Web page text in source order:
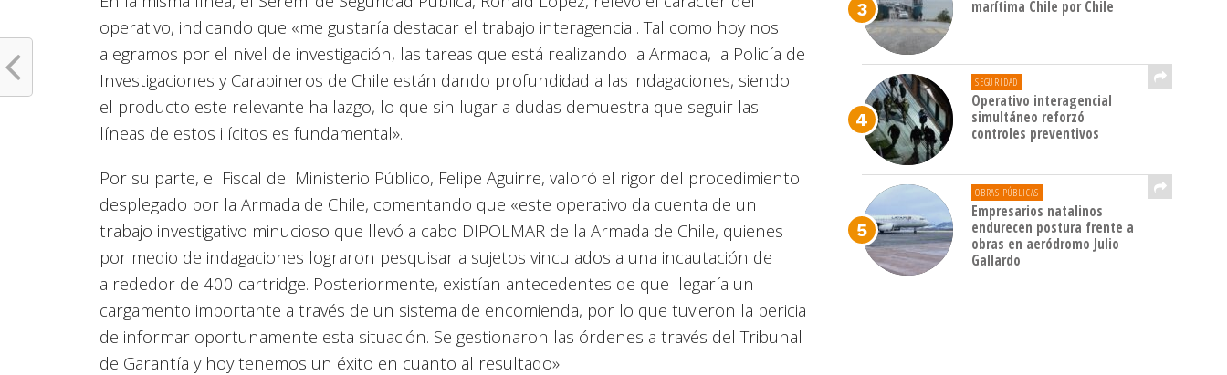
operativo, indicando que «me gustaría destacar el trabajo interagencial. Tal como hoy nos
alegramos por el nivel de investigación, las tareas que está realizando la Armada, la Policía de
Investigaciones y Carabineros de Chile están dando profundidad a las indagaciones, siendo
el producto este relevante hallazgo, lo que sin lugar a dudas demuestra que seguir las
líneas de estos ilícitos es fundamental».
Por su parte, el Fiscal del Ministerio Público, Felipe Aguirre, valoró el rigor del procedimiento
desplegado por la Armada de Chile, comentando que «este operativo da cuenta de un
trabajo investigativo minucioso que llevó a cabo DIPOLMAR de la Armada de Chile, quienes
por medio de indagaciones lograron pesquisar a sujetos vinculados a una incautación de
alrededor de 400 cartridge. Posteriormente, existían antecedentes de que llegaría un
cargamento importante a través de un sistema de encomienda, por lo que tuvieron la pericia
de informar oportunamente esta situación. Se gestionaron las órdenes a través del Tribunal
de Garantía y hoy tenemos un éxito en cuanto al resultado».
marítima Chile por Chile
SEGURIDAD
Operativo interagencial
simultáneo reforzó
controles preventivos
OBRAS PÚBLICAS
Empresarios natalinos
endurecen postura frente a
obras en aeródromo Julio
Gallardo